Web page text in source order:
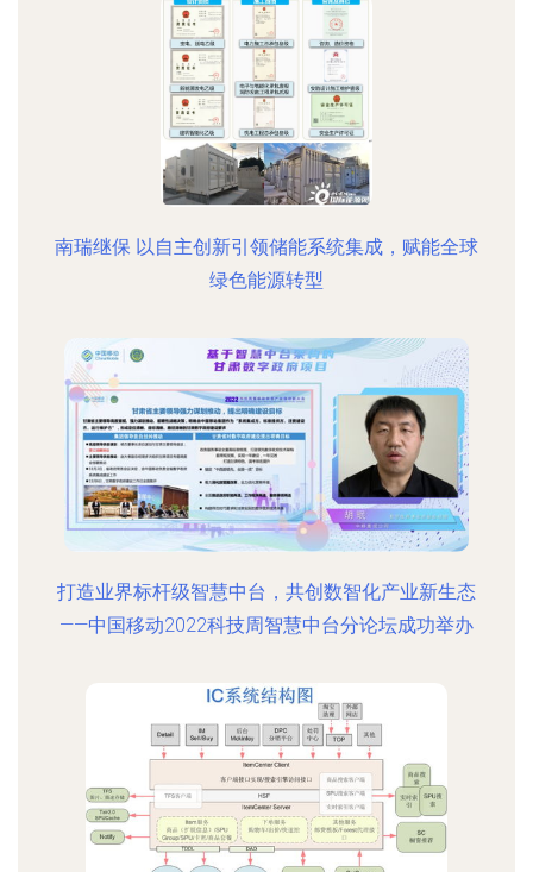
南瑞继保 以自主创新引领储能系统集成，赋能全球
绿色能源转型
打造业界标杆级智慧中台，共创数智化产业新生态
——中国移动2022科技周智慧中台分论坛成功举办